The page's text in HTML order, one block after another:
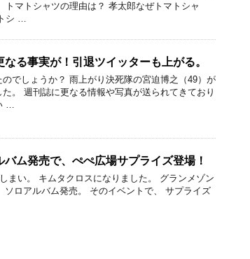
マトシャツの理由は？ 孝太郎なぜトマトシャ
シ …
る事実が！引退ツイッターも上がる。
でしょうか？ 雨上がり決死隊の宮迫博之（49）が
。 週刊誌に更なる情報や写真が送られてきており
…
ム発売で、ぺぺ広場サプライズ登場！
まい。 キムタクロスになりました。 グランメゾン
ロアルバム発売。 そのイベントで、 サプライズ